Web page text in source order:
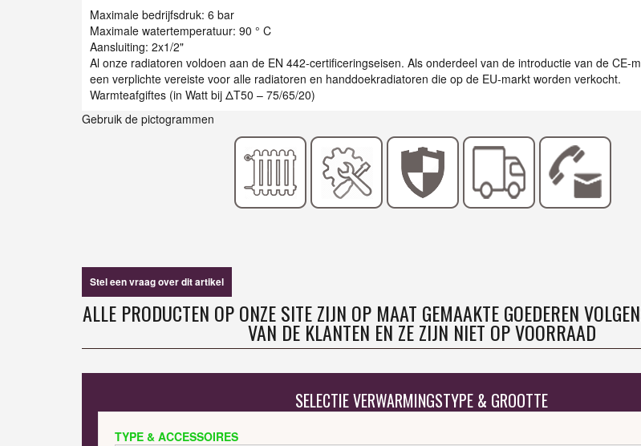
Maximale bedrijfsdruk: 6 bar
Maximale watertemperatuur: 90 ° C
Aansluiting: 2x1/2"
Al onze radiatoren voldoen aan de EN 442-certificeringseisen. Als onderdeel van de introductie van de CE-
een verplichte vereiste voor alle radiatoren en handdoekradiatoren die op de EU-markt worden verkocht.
Warmteafgiftes (in Watt bij ΔT50 – 75/65/20)
Gebruik de pictogrammen
Stel een vraag over dit artikel
ALLE PRODUCTEN OP ONZE SITE ZIJN OP MAAT GEMAAKTE GOEDEREN
VAN DE KLANTEN EN ZE ZIJN NIET OP VOORRAAD
SELECTIE VERWARMINGSTYPE & GROOTTE
TYPE & ACCESSOIRES